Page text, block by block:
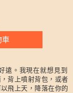
車
遠。我現在就想見到
背上噴射背包，或者
飛上天，降落在你的